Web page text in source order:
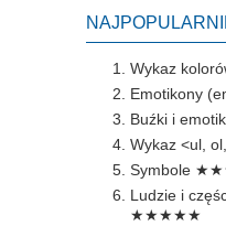
Wykaz
Emotikony
Buźki i
Wykaz <ul,
Symbole
Ludzie i
★★★★★